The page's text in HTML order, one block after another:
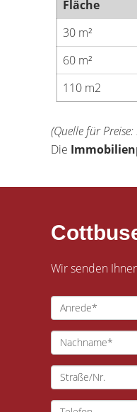
Fläche
30 m²
60 m²
110 m2
(Quelle für
Die
Wir senden